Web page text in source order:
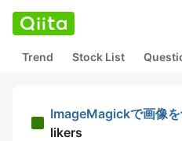
Trend Stock List
ImageMagickで画像
likers